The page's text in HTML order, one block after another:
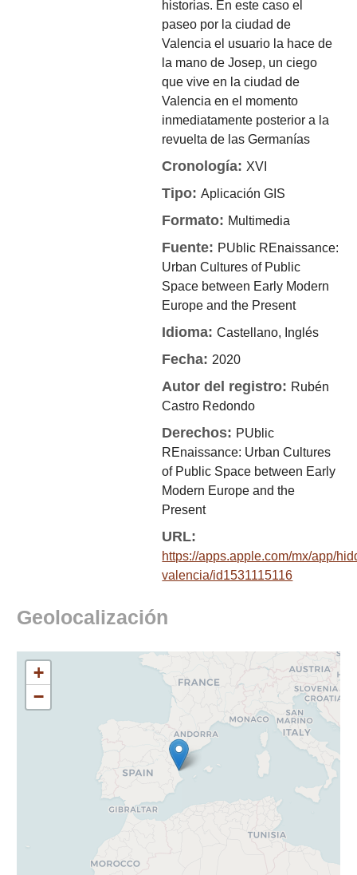
historias. En este caso el
paseo por la ciudad de
Valencia el usuario la hace de
la mano de Josep, un ciego
que vive en la ciudad de
Valencia en el momento
inmediatamente posterior a la
revuelta de las Germanías
Cronología:XVI
Tipo:Aplicación GIS
Formato: Multimedia
Fuente: PUblic REnaissance:
Urban Cultures of Public
Space between Early Modern
Europe and the Present
Idioma:Castellano, Inglés
Fecha:2020
Autor del registro: Rubén
Castro Redondo
Derechos: PUblic
REnaissance: Urban Cultures
of Public Space between Early
Modern Europe and the
Present
URL:
https://apps.apple.com/mx/app/
valencia/id1531115116
Geolocalización
+
−